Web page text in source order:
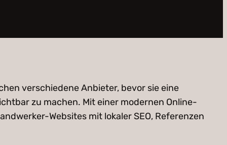
verschiedene Anbieter, bevor sie eine
zu machen. Mit einer modernen Online-
Websites mit lokaler SEO, Referenzen